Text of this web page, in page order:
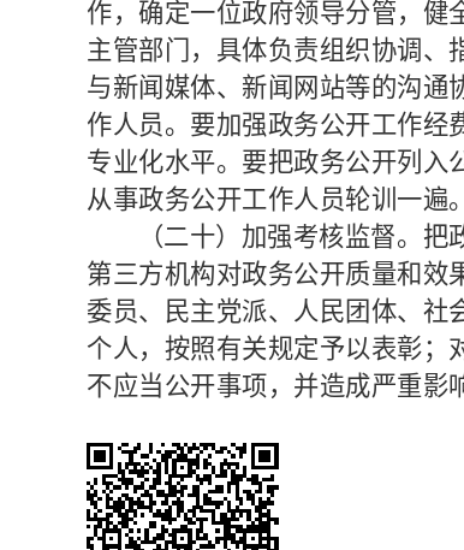
作，确定一位政府领导分管，健
主管部门，具体负责组织协调、
与新闻媒体、新闻网站等的沟通
作人员。要加强政务公开工作经
专业化水平。要把政务公开列入
从事政务公开工作人员轮训一遍。
（二十）加强考核监督。 把
第三方机构对政务公开质量和效
委员、民主党派、人民团体、社
个人，按照有关规定予以表彰；
不应当公开事项，并造成严重影